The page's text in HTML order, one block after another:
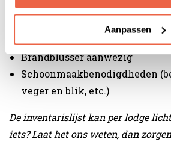
Aanpassen
Algemeen
Brandblusser aanwezig
Schoonmaakbenodigdheden
veger en blik, etc.)
De inventarislijst kan per lodge
iets? Laat het ons weten, dan